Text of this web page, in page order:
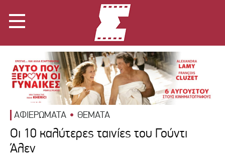
ΑΦΙΕΡΩΜΑΤΑ ΘΕΜΑΤΑ
Οι 10 καλύτερες ταινίες του Γούντι
Άλεν